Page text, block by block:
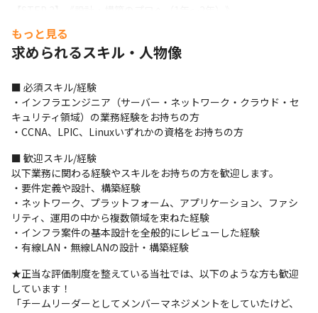
ーズへ。
■LAN/WAN/VPNの新規構築：基本・詳細設計書に基づき、実際の
（VRRP/LACP等）の試験を行います。
■セキュリティ・負荷分散：FW（ファイアウォール）の設定変更
や、LB（ロードバランサ）を用いたトラフィック制御など、より
高度な制御・検証環境での動作確認に挑戦します。
Pythonを用いた「コードによるネットワーク管理（自動化）」の
初歩を学びます。
【STEP 3】《選ばれる上流エンジニアへ（2年〜3年〜）》
技術の幅を広げ、単価の高いエンジニアへとステップアップ。
■要件定義・クラウド接続環境の検証：顧客の要望をヒアリング
し、大手通信キャリア向けコアネットワーク（BGP/OSPF）の設
リッド接続環境」の設計・構築を主導します。
■次世代NW（SD-WAN・ゼロトラスト）：時代のニーズに合わ
せ、SD-WANの展開支援や、RADIUS/NAC/802.1Xを用いた最先端
もっと見る
求められるスキル・人物像
■ 必須スキル/経験
・インフラエンジニア（サーバー・ネットワーク・クラウド・セ
キュリティ領域）の業務経験をお持ちの方
・CCNA、LPIC、Linuxいずれかの資格をお持ちの方
■ 歓迎スキル/経験
以下業務に関わる経験やスキルをお持ちの方を歓迎します。
・要件定義や設計、構築経験
・ネットワーク、プラットフォーム、アプリケーション、ファシ
リティ、運用の中から複数領域を束ねた経験
・インフラ案件の基本設計を全般的にレビューした経験
・有線LAN・無線LANの設計・構築経験
★正当な評価制度を整えている当社では、以下のような方も歓迎
しています！
「チームリーダーとしてメンバーマネジメントをしていたけど、